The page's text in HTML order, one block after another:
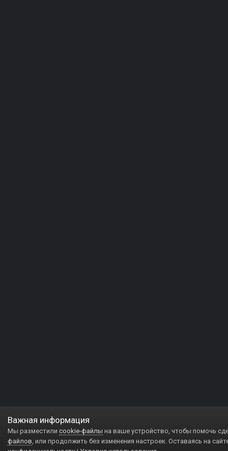
Важная информация
Мы разместили cookie-файлы на ваше устройство, чтобы помочь
файлов, или продолжить без изменения настроек. Оставаясь на